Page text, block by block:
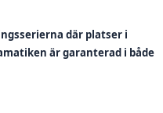
där platser i
är garanterad i både